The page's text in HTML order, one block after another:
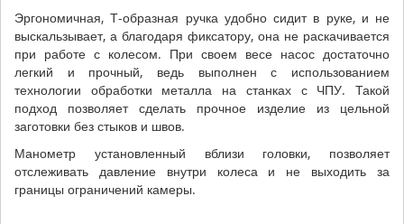
Эргономичная, Т-образная ручка удобно сидит в руке, и не
выскальзывает, а благодаря фиксатору, она не раскачивается
при работе с колесом. При своем весе насос достаточно
легкий и прочный, ведь выполнен с использованием
технологии обработки металла на станках с ЧПУ. Такой
подход позволяет сделать прочное изделие из цельной
заготовки без стыков и швов.
Манометр установленный вблизи головки, позволяет
отслеживать давление внутри колеса и не выходить за
границы ограничений камеры.